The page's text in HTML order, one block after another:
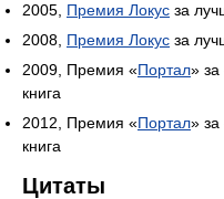
2005, Премия Локус за
2008, Премия Локус за
2009, Премия «Портал»
книга
2012, Премия «Портал»
книга
Цитаты